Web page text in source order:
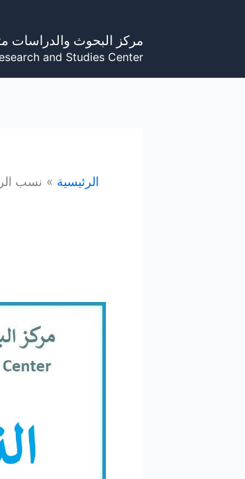
مركز البحوث والدراسات
and Studies Center
الرئيسية نسب